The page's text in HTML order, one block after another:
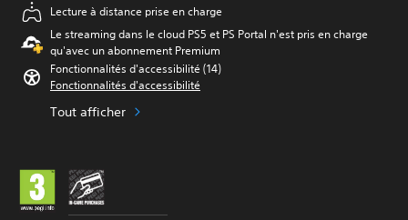
Lecture à distance prise en charge
Le streaming dans le cloud PS5 et PS Portal n'est pris en charge
qu'avec un abonnement Premium
Fonctionnalités d'accessibilité (14)
Fonctionnalités d'accessibilité
Tout afficher